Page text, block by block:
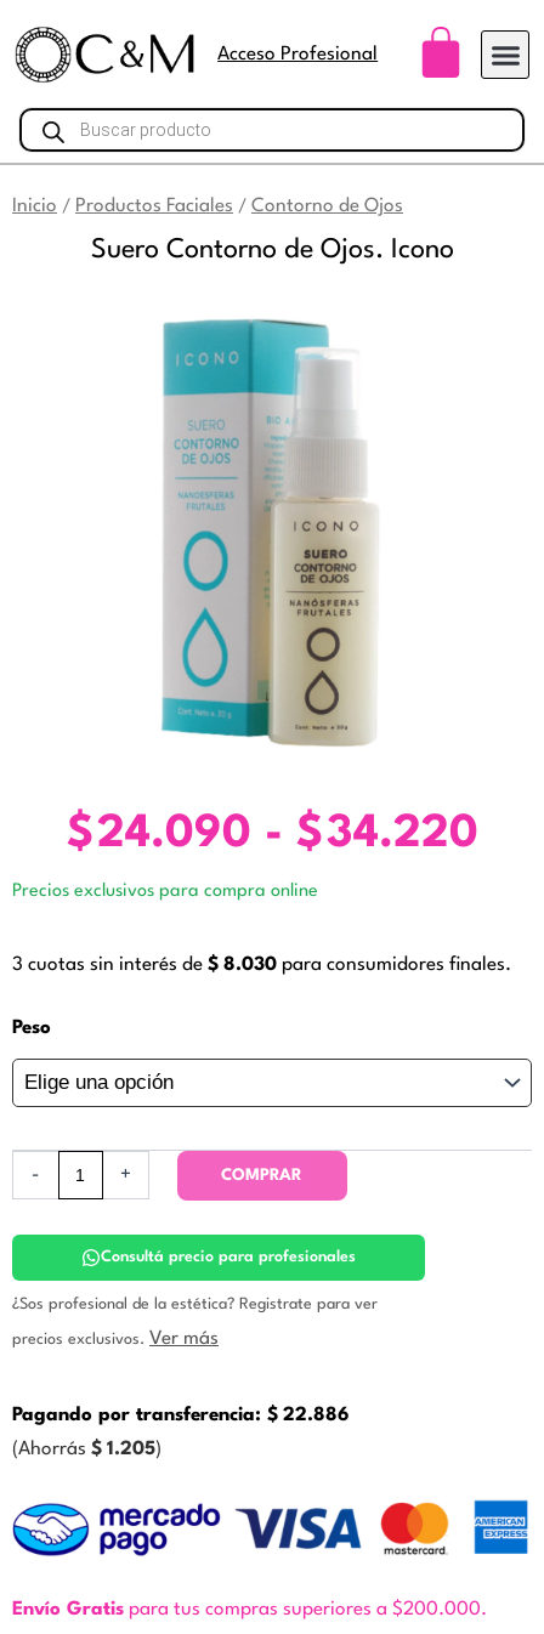
contenido
Acceso Profesional
Búsqueda
de
productos
Inicio / Productos Faciales / Contorno de Ojos
Suero Contorno de Ojos. Icono
$24.090 - $34.220
Precios exclusivos para compra online
3 cuotas sin interés de $ 8.030 para consumidores finales.
Peso
-
Suero
de
Ojos.
+
COMPRAR
Consultá precio para profesionales
¿Sos profesional de la estética? Registrate para ver
precios exclusivos. Ver más
Pagando por transferencia: $ 22.886
(Ahorrás $ 1.205)
Envío Gratis para tus compras superiores a $200.000.